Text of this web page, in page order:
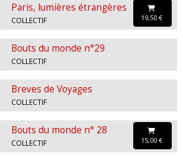
Paris, lumières étrangères
COLLECTIF 19,50 €
Bouts du monde n°29
COLLECTIF
Breves de Voyages
COLLECTIF
Bouts du monde n° 28
COLLECTIF 15,00 €